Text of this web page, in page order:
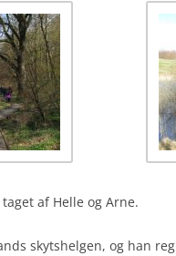
af Helle og Arne.
skytshelgen, og han